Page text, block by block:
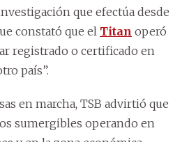
que efectúa desde
constató que el Titan operó
registrado o certificado en
país”.
en marcha, TSB advirtió que
sumergibles operando en